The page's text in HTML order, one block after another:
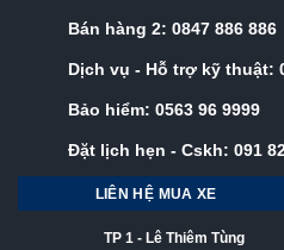
Bán hàng 2: 0847 886 886
Dịch vụ - Hỗ trợ kỹ thuật:
Bảo hiểm: 0563 96 9999
Đặt lịch hẹn - Cskh: 091
LIÊN HỆ MUA XE
TP 1 - Lê Thiêm Tùng